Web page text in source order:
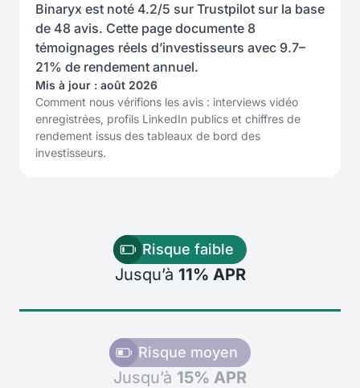
Binaryx est noté 4.2/5 sur Trustpilot sur la base
de 48 avis. Cette page documente 8
témoignages réels d’investisseurs avec 9.7–
21% de rendement annuel.
Mis à jour : août 2026
Comment nous vérifions les avis : interviews vidéo
enregistrées, profils LinkedIn publics et chiffres de
rendement issus des tableaux de bord des
investisseurs.
Risque faible
Jusqu’à 11% APR
Risque moyen
Jusqu’à 15% APR